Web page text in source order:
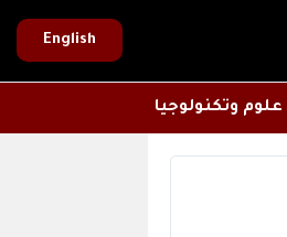
English
علوم وتكنولوجيا